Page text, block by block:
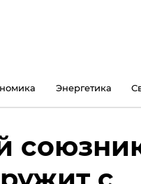
Энергетика